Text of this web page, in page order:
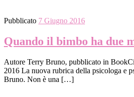
Pubblicato 7 Giugno 2016
Quando il bimbo ha due
Autore Terry Bruno, pubblicato in
2016 La nuova rubrica della psicologa e
Bruno. Non è una […]